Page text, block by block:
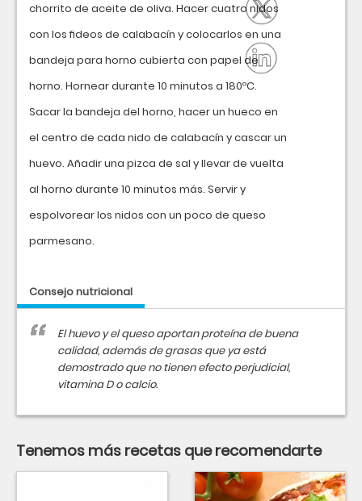
chorrito de aceite de oliva. Hacer cuatro nidos
con los ﬁdeos de calabacín y colocarlos en una
bandeja para horno cubierta con papel de
horno. Hornear durante 10 minutos a 180ºC.
Sacar la bandeja del horno, hacer un hueco en
el centro de cada nido de calabacín y cascar un
huevo. Añadir una pizca de sal y llevar de vuelta
al horno durante 10 minutos más. Servir y
espolvorear los nidos con un poco de queso
parmesano.
Consejo nutricional
El huevo y el queso aportan proteína de buena
calidad, además de grasas que ya está
demostrado que no tienen efecto perjudicial,
vitamina D o calcio.
Tenemos más recetas que recomendarte